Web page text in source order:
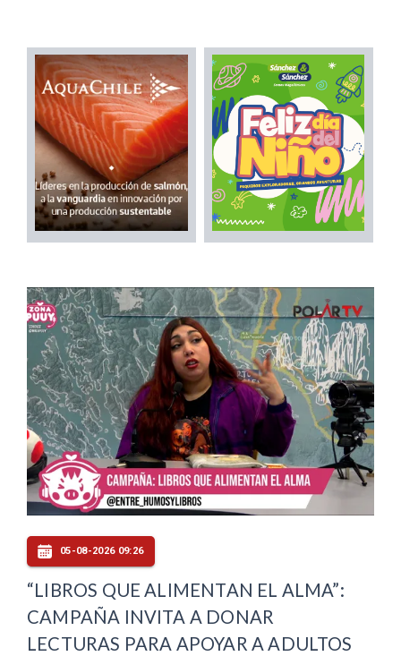
05-08-2026 09:26
“LIBROS QUE ALIMENTAN EL ALMA”:
CAMPAÑA INVITA A DONAR
LECTURAS PARA APOYAR A ADULTOS